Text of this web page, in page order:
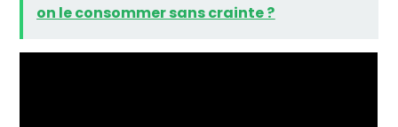
on le consommer sans crainte ?